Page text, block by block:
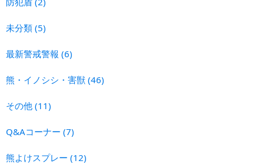
未分類 (5)
最新警戒警報 (6)
熊・イノシシ・害獣 (46)
その他 (11)
Q&Aコーナー (7)
熊よけスプレー (12)